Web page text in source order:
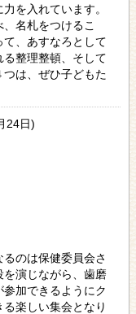
を入れています。
名札をつけるこ
、あすなろとして
整理整頓、そして
は、ぜひ子どもた
24日)
のは保健委員会さ
を演じながら、歯磨
加できるようにク
楽しい集会となり